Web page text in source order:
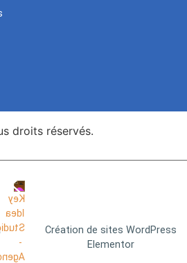
droits réservés.
Création de sites WordPress
Elementor